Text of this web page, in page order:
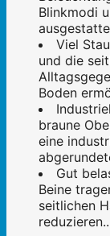
Blinkmodi
Viel
und die
Boden
braune
eine
Gut
Beine
seitlichen